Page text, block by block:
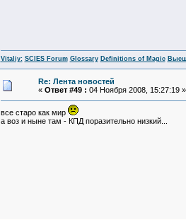
Vitaliy: SCIES Forum Glossary Definitions of Magic
Re: Лента новостей
« Ответ #49 : 04 Ноября 2008, 15:27:19 »
все старо как мир
а воз и ныне там - КПД поразительно низкий...